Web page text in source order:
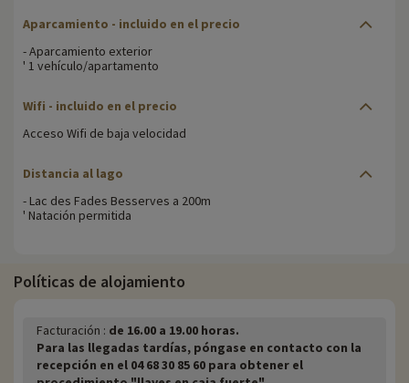
Aparcamiento - incluido en el precio
- Aparcamiento exterior
' 1 vehículo/apartamento
Wifi - incluido en el precio
Acceso Wifi de baja velocidad
Distancia al lago
- Lac des Fades Besserves a 200m
' Natación permitida
Políticas de alojamiento
Facturación : de 16.00 a 19.00 horas.
Para las llegadas tardías, póngase en contacto con la
recepción en el 04 68 30 85 60 para obtener el